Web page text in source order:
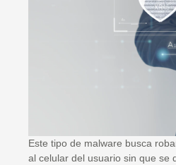
Este tipo de malware busca
al celular del usuario sin que se